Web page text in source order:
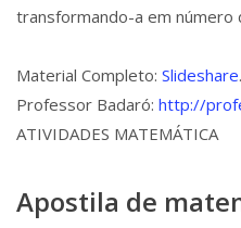
transformando-a em número
Material Completo: Slideshare.
Professor Badaró: http://
ATIVIDADES MATEMÁTICA
Apostila de